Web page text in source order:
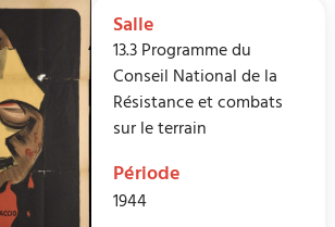
Salle
13.3 Programme du
Conseil National de la
Résistance et combats
sur le terrain
Période
1944